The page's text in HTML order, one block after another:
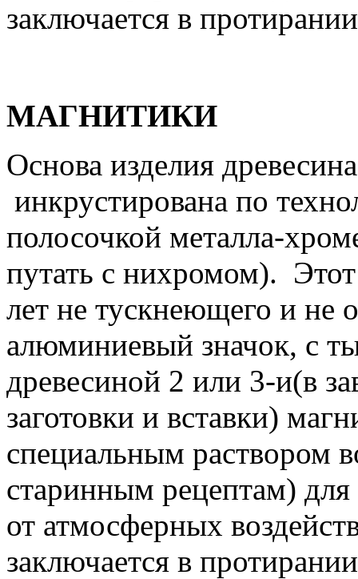
заключается в
МАГНИТИКИ
Основа изделия
инкрустирована по
полосочкой металла-
путать с нихромом).
лет не тускнеющего и не
алюминиевый значок, с
древесиной 2 или 3-и(в
заготовки и вставки)
специальным раствором
старинным рецептам)
от атмосферных
заключается в